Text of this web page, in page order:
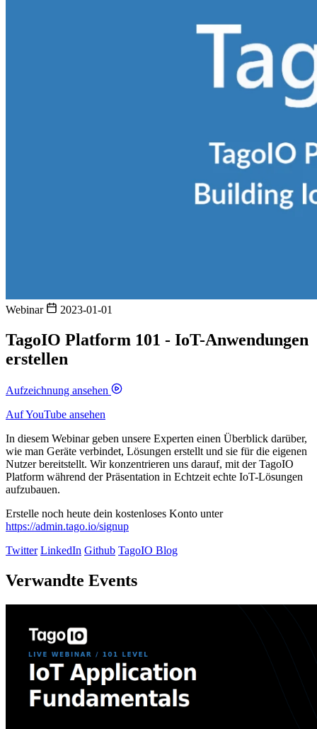
Webinar 2023-01-01
TagoIO Platform 101 - IoT-Anwendungen
erstellen
Aufzeichnung ansehen
Auf YouTube ansehen
In diesem Webinar geben unsere Experten einen Überblick darüber,
wie man Geräte verbindet, Lösungen erstellt und sie für die eigenen
Nutzer bereitstellt. Wir konzentrieren uns darauf, mit der TagoIO
Platform während der Präsentation in Echtzeit echte IoT-Lösungen
aufzubauen.
Erstelle noch heute dein kostenloses Konto unter
https://admin.tago.io/signup
Twitter LinkedIn Github TagoIO Blog
Verwandte Events